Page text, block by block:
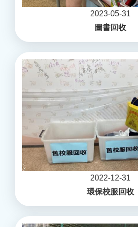
2023-05-31
圖書回收
2022-12-31
環保校服回收